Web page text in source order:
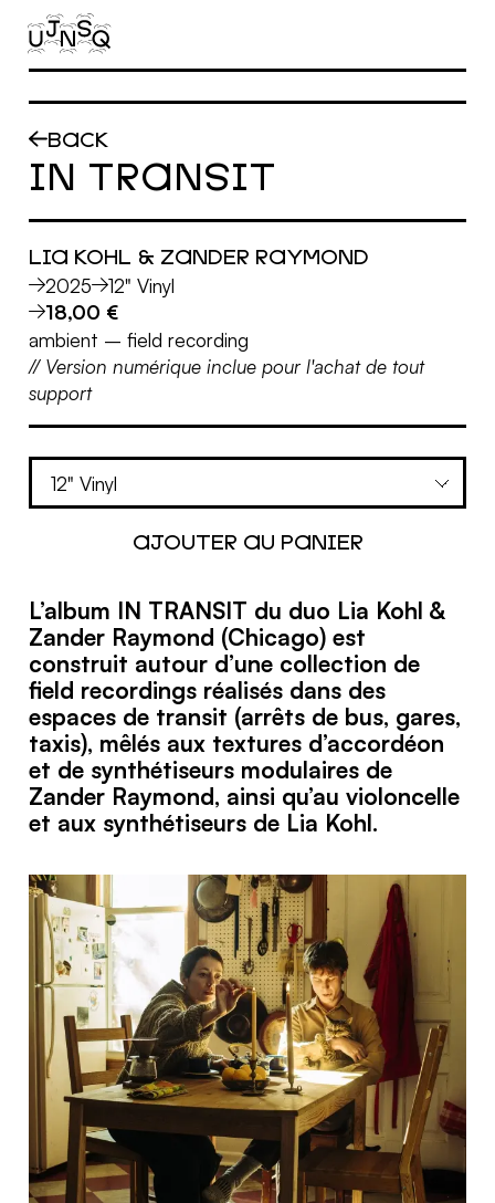
Aller au contenu principal
BACK
IN TRANSIT
LIA KOHL & ZANDER RAYMOND
2025
12" Vinyl
18,00 €
ambient –field recording
// Version numérique inclue pour l'achat de tout
support
L’album IN TRANSIT du duo Lia Kohl &
Zander Raymond (Chicago) est
construit autour d’une collection de
field recordings réalisés dans des
espaces de transit (arrêts de bus, gares,
taxis), mêlés aux textures d’accordéon
et de synthétiseurs modulaires de
Zander Raymond, ainsi qu’au violoncelle
et aux synthétiseurs de Lia Kohl.